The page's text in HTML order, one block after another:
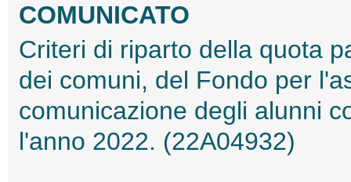
COMUNICATO
Criteri di riparto della quota
dei comuni, del Fondo per
comunicazione degli alunni
l'anno 2022. (22A04932)